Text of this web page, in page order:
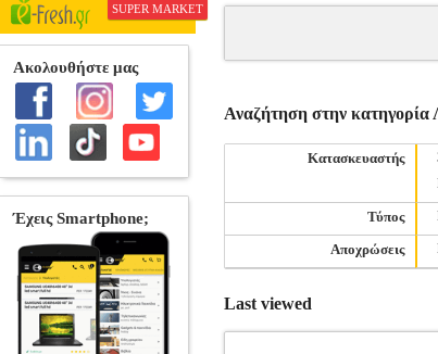
SUPER MARKET
Αναζήτηση στην
Κατασκευαστής
Τύπος
Αποχρώσεις
Last viewed